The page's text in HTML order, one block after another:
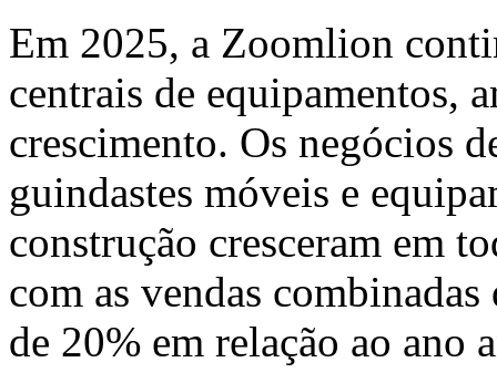
Em 2025, a Zoomlion
centrais de equipamentos,
crescimento. Os negócios
guindastes móveis e
construção cresceram em
com as vendas
de 20% em relação ao ano